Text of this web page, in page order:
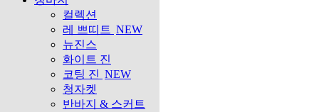
컬렉션
레 쁘띠트 NEW
뉴진스
화이트 진
코팅 진 NEW
청자켓
반바지 & 스커트